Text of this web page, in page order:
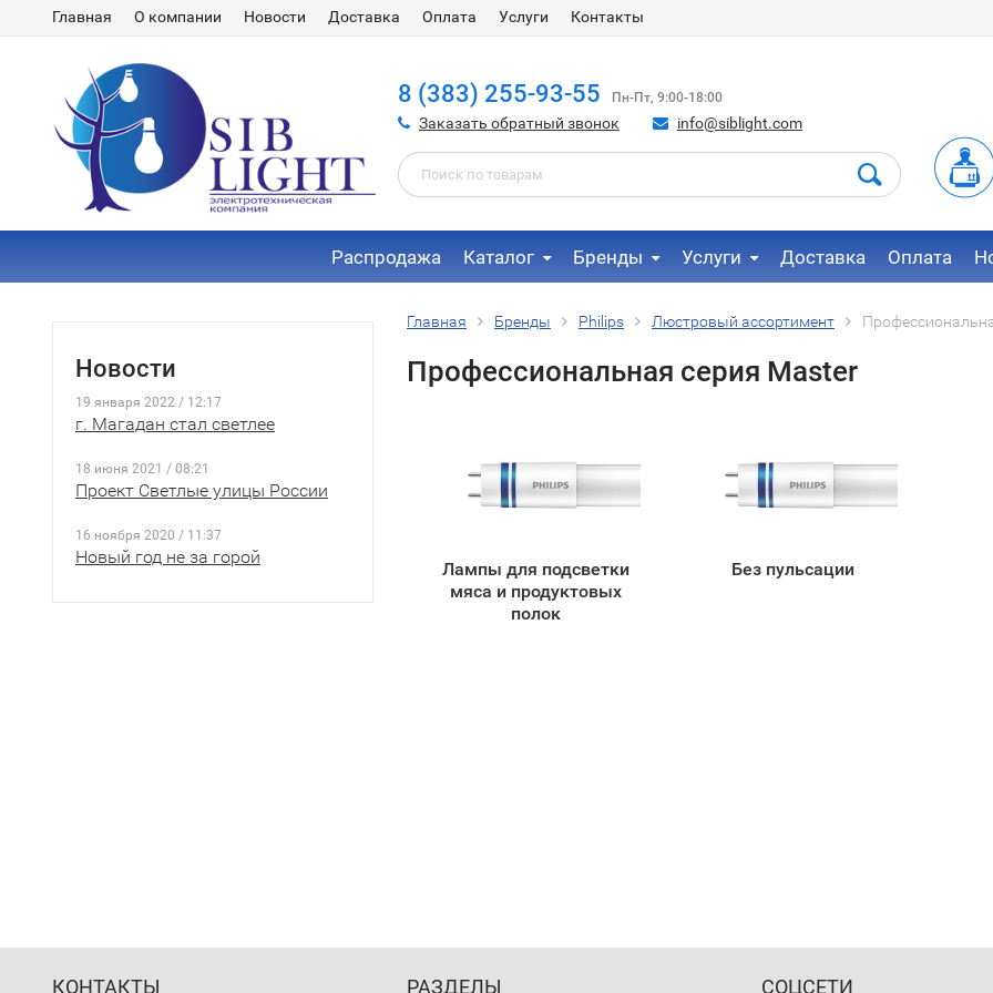
Главная О компании Новости Доставка Оплата Услуги Контакты
8 (383) 255-93-55 Пн-Пт, 9:00-18:00
Заказать обратный звонок info@siblight.com
Распродажа Каталог Бренды Услуги Доставка Оплата
Новости
19 января 2022 / 12:17
г. Магадан стал светлее
18 июня 2021 / 08:21
Проект Светлые улицы России
16 ноября 2020 / 11:37
Новый год не за горой
Главная Бренды Philips Люстровый ассортимент
Профессиональная серия Master
Лампы для подсветки
мяса и продуктовых
полок
Без пульсации
КОНТАКТЫ РАЗДЕЛЫ СОЦСЕТИ